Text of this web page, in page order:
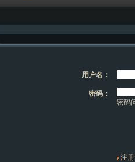
用户名：
密码：
密码
注